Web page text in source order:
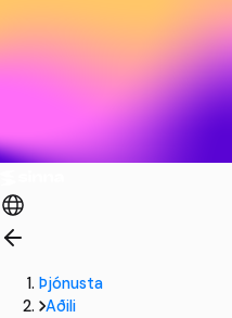
Þjónusta
Aðili